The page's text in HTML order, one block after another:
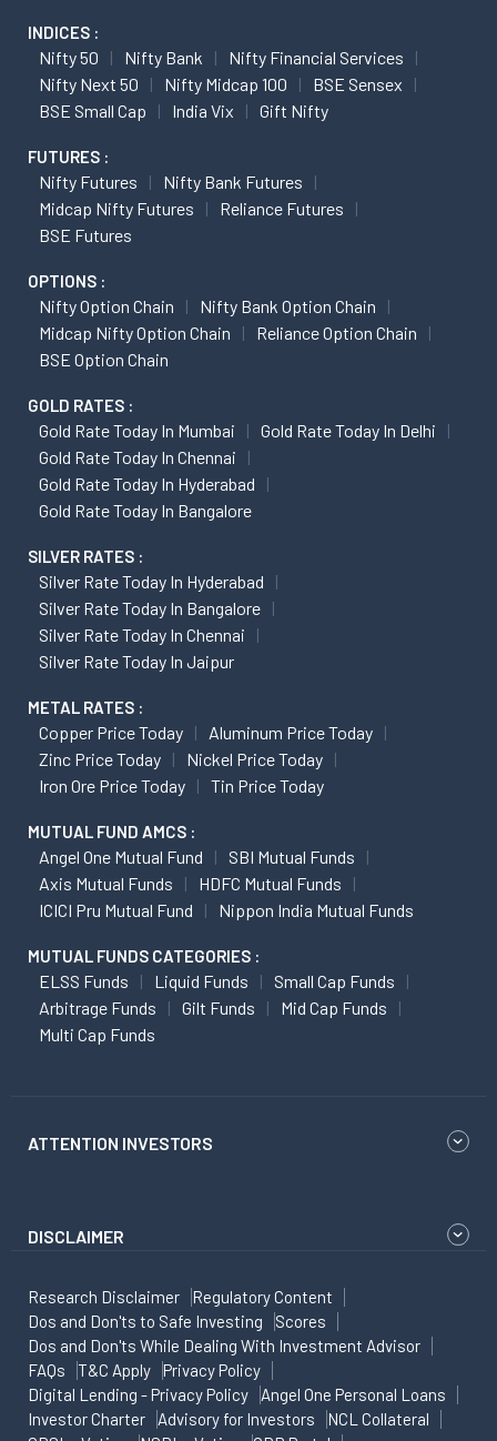
INDICES :
Nifty 50 Nifty Bank
Nifty Financial Services
Nifty Next 50
Nifty Midcap 100
BSE Sensex
BSE Small Cap
India Vix Gift Nifty
FUTURES :
Nifty Futures
Nifty Bank Futures
Midcap Nifty Futures
Reliance Futures
BSE Futures
OPTIONS :
Nifty Option Chain
Nifty Bank Option Chain
Midcap Nifty Option Chain
Reliance Option Chain
BSE Option Chain
GOLD RATES :
Gold Rate Today In Mumbai
Gold Rate Today In Delhi
Gold Rate Today In Chennai
Gold Rate Today In Hyderabad
Gold Rate Today In Bangalore
SILVER RATES :
Silver Rate Today In Hyderabad
Silver Rate Today In Bangalore
Silver Rate Today In Chennai
Silver Rate Today In Jaipur
METAL RATES :
Copper Price Today
Aluminum Price Today
Zinc Price Today
Nickel Price Today
Iron Ore Price Today
Tin Price Today
MUTUAL FUND AMCS :
Angel One Mutual Fund
SBI Mutual Funds
Axis Mutual Funds
HDFC Mutual Funds
ICICI Pru Mutual Fund
Nippon India Mutual Funds
MUTUAL FUNDS CATEGORIES :
ELSS Funds Liquid Funds
Small Cap Funds
Arbitrage Funds
Gilt Funds
Mid Cap Funds
Multi Cap Funds
ATTENTION INVESTORS
DISCLAIMER
Research Disclaimer
Regulatory Content
Dos and Don'ts to Safe Investing
Scores
Dos and Don'ts While Dealing With Investment Advisor
FAQs
T&C Apply
Privacy Policy
Digital Lending - Privacy Policy
Angel One Personal Loans
Investor Charter
Advisory for Investors
NCL Collateral